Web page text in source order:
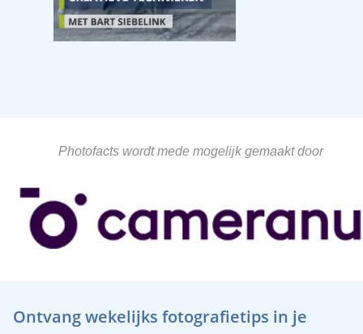
Photofacts wordt mede mogelijk gemaakt door
Ontvang wekelijks fotografietips in je